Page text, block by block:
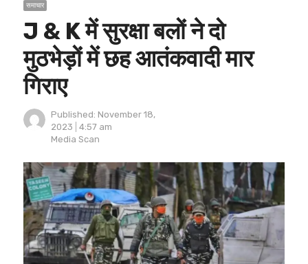
समाचार
J & K में सुरक्षा बलों ने दो
मुठभेड़ों में छह आतंकवादी मार
गिराए
Published: November 18,
2023
4:57 am
Author
Media Scan